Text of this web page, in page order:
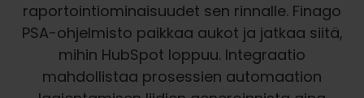
raportointiominaisuudet sen rinnalle. Finago
PSA-ohjelmisto paikkaa aukot ja jatkaa siitä,
mihin HubSpot loppuu. Integraatio
mahdollistaa prosessien automaation